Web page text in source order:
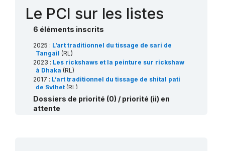
Le PCI sur les listes
6 éléments inscrits
2025 : L’art traditionnel du tissage de sari de
Tangail (RL)
2023 : Les rickshaws et la peinture sur rickshaw
à Dhaka (RL)
2017 : L’art traditionnel du tissage de shital pati
de Sylhet (RL)
2016 : La Mangal Shobhajatra du Pahela Baishakh
(RL)
2013 :L'art traditionnel du tissage jamdani
Dossiers de priorité (0) / priorité (ii) en
attente